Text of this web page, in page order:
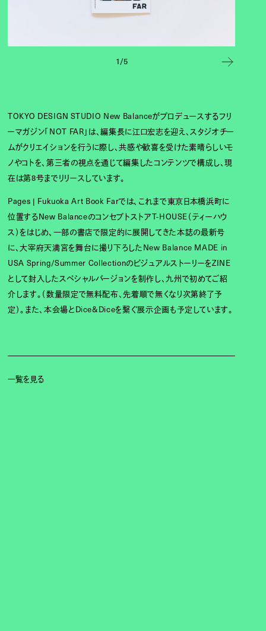
1/5
TOKYO DESIGN STUDIO New Balanceがプロデュースするフリ
ーマガジン「NOT FAR」は、編集長に江口宏志を迎え、スタジオチー
ムがクリエイションを行うに際し、共感や歓喜を受けた素晴らしいモ
ノやコトを、第三者の視点を通じて編集したコンテンツで構成し、現
在は第8号までリリースしています。
Pages | Fukuoka Art Book Farでは、これまで東京日本橋浜町に
位置するNew BalanceのコンセプトストアT-HOUSE（ティーハウ
ス）をはじめ、一部の書店で限定的に展開してきた本誌の最新号
に、大宰府天満宮を舞台に撮り下ろしたNew Balance MADE in
USA Spring/Summer CollectionのビジュアルストーリーをZINE
として封入したスペシャルバージョンを制作し、九州で初めてご紹
介します。（数量限定で無料配布、先着順で無くなり次第終了予
定）。また、本会場とDice&Diceを繋ぐ展示企画も予定しています。
一覧を見る